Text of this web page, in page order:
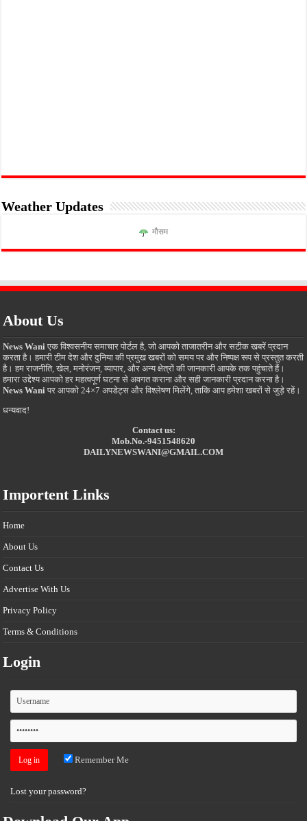
Weather Updates
मौसम
About Us
News Wani एक विश्वसनीय समाचार पोर्टल है, जो आपको ताजातरीन और सटीक खबरें प्रदान
करता है। हमारी टीम देश और दुनिया की प्रमुख खबरों को समय पर और निष्पक्ष रूप से प्रस्तुत करती
है। हम राजनीति, खेल, मनोरंजन, व्यापार, और अन्य क्षेत्रों की जानकारी आपके तक पहुंचाते हैं।
हमारा उद्देश्य आपको हर महत्वपूर्ण घटना से अवगत कराना और सही जानकारी प्रदान करना है।
News Wani पर आपको 24×7 अपडेट्स और विश्लेषण मिलेंगे, ताकि आप हमेशा खबरों से जुड़े रहें।
धन्यवाद!
Contact us:
Mob.No.-9451548620
DAILYNEWSWANI@GMAIL.COM
Importent Links
Home
About Us
Contact Us
Advertise With Us
Privacy Policy
Terms & Conditions
Login
Remember Me
Lost your password?